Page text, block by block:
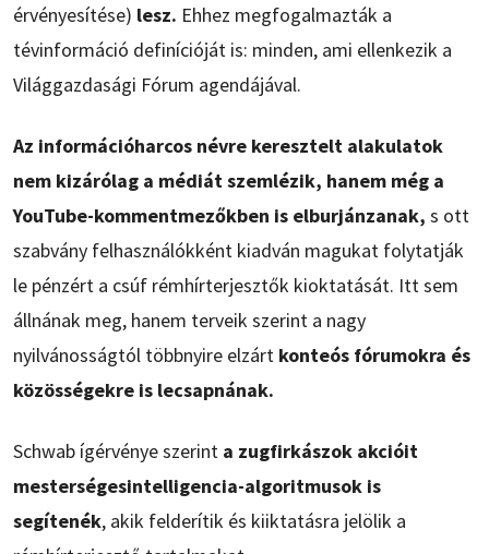
érvényesítése) lesz. Ehhez megfogalmazták a
tévinformáció definícióját is: minden, ami ellenkezik a
Világgazdasági Fórum agendájával.
Az információharcos névre keresztelt alakulatok
nem kizárólag a médiát szemlézik, hanem még a
YouTube-kommentmezőkben is elburjánzanak, s ott
szabvány felhasználókként kiadván magukat folytatják
le pénzért a csúf rémhírterjesztők kioktatását. Itt sem
állnának meg, hanem terveik szerint a nagy
nyilvánosságtól többnyire elzárt konteós fórumokra és
közösségekre is lecsapnának.
Schwab ígérvénye szerint a zugfirkászok akcióit
mesterségesintelligencia-algoritmusok is
segítenék, akik felderítik és kiiktatásra jelölik a